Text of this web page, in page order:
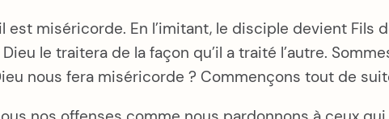
miséricorde. En l’imitant, le disciple devient Fils
le traitera de la façon qu’il a traité l’autre.
nous fera miséricorde ? Commençons tout de